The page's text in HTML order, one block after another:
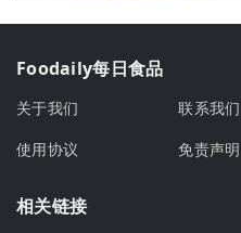
Foodaily每日食品
关于我们 联系我们
使用协议
免责声明
相关链接